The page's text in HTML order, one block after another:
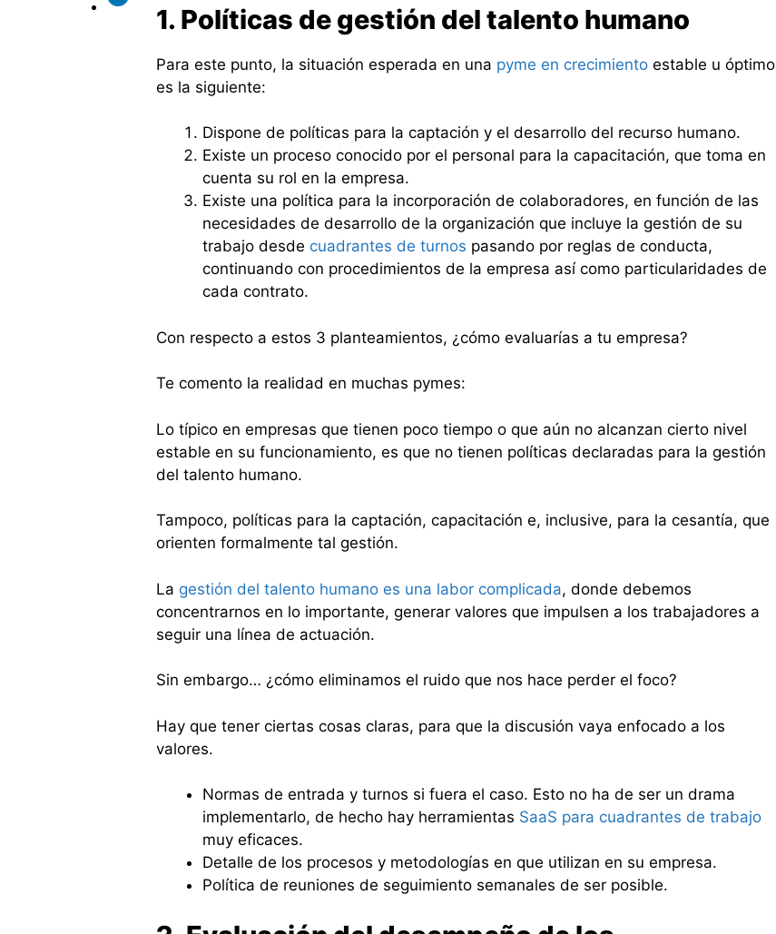
1. Políticas de gestión del talento humano
Para este punto, la situación esperada en una pyme en crecimiento estable u óptimo
es la siguiente:
Dispone de políticas para la captación y el desarrollo del recurso humano.
Existe un proceso conocido por el personal para la capacitación, que toma en
cuenta su rol en la empresa.
Existe una política para la incorporación de colaboradores, en función de las
necesidades de desarrollo de la organización que incluye la gestión de su
trabajo desde cuadrantes de turnos pasando por reglas de conducta,
continuando con procedimientos de la empresa así como particularidades de
cada contrato.
Con respecto a estos 3 planteamientos, ¿cómo evaluarías a tu empresa?
Te comento la realidad en muchas pymes:
Lo típico en empresas que tienen poco tiempo o que aún no alcanzan cierto nivel
estable en su funcionamiento, es que no tienen políticas declaradas para la gestión
del talento humano.
Tampoco, políticas para la captación, capacitación e, inclusive, para la cesantía, que
orienten formalmente tal gestión.
La gestión del talento humano es una labor complicada, donde debemos
concentrarnos en lo importante, generar valores que impulsen a los trabajadores a
seguir una línea de actuación.
Sin embargo… ¿cómo eliminamos el ruido que nos hace perder el foco?
Hay que tener ciertas cosas claras, para que la discusión vaya enfocado a los
valores.
Normas de entrada y turnos si fuera el caso. Esto no ha de ser un drama
implementarlo, de hecho hay herramientas SaaS para cuadrantes de trabajo
muy eficaces.
Detalle de los procesos y metodologías en que utilizan en su empresa.
Política de reuniones de seguimiento semanales de ser posible.